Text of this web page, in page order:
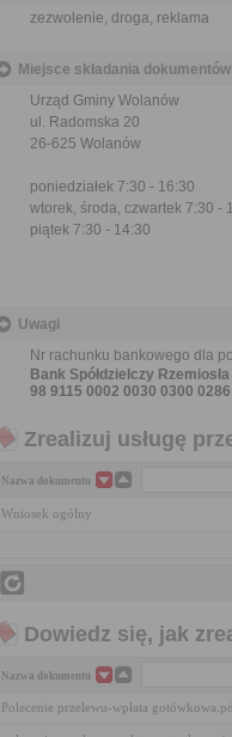
zezwolenie, droga, reklama
Miejsce składania dokumentów
Urząd Gminy Wolanów
ul. Radomska 20
26-625 Wolanów
poniedziałek 7:30 - 16:30
wtorek, środa, czwartek 7:30 -
piątek 7:30 - 14:30
Uwagi
Nr rachunku bankowego dla
Bank Spółdzielczy
98 9115 0002 0030 0300
Zrealizuj usługę
Nazwa dokumentu
Wniosek ogólny
Dowiedz się, jak
Nazwa dokumentu
Polecenie przelewu-wpłata